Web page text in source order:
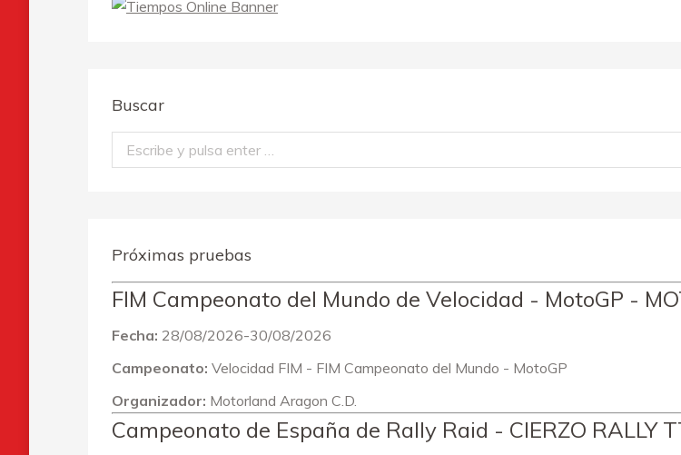
Buscar
Buscar:
Próximas pruebas
FIM Campeonato del Mundo de Velocidad - MotoGP -
Fecha: 28/08/2026-30/08/2026
Campeonato: Velocidad FIM - FIM Campeonato del Mundo - MotoGP
Organizador: Motorland Aragon C.D.
Campeonato de España de Rally Raid - CIERZO RALLY